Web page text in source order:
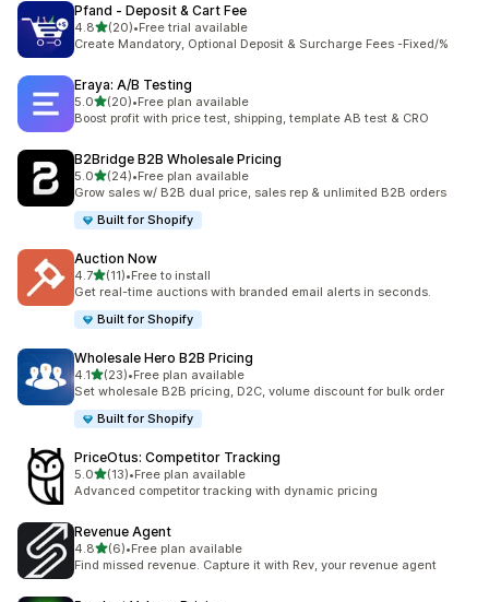
Pfand ‑ Deposit & Cart Fee
4.8별 5개 중
(20)
총 리뷰 20개
•Free trial available
Create Mandatory, Optional Deposit & Surcharge Fees -Fixed/%
Eraya: A/B Testing
5.0별 5개 중
(20)
총 리뷰 20개
•Free plan available
Boost profit with price test, shipping, template AB test & CRO
B2Bridge B2B Wholesale Pricing
5.0별 5개 중
(24)
총 리뷰 24개
•Free plan available
Grow sales w/ B2B dual price, sales rep & unlimited B2B orders
Built for Shopify
Auction Now
4.7별 5개 중
(11)
총 리뷰 11개
•Free to install
Get real-time auctions with branded email alerts in seconds.
Built for Shopify
Wholesale Hero B2B Pricing
4.1별 5개 중
(23)
총 리뷰 23개
•Free plan available
Set wholesale B2B pricing, D2C, volume discount for bulk order
Built for Shopify
PriceOtus: Competitor Tracking
5.0별 5개 중
(13)
총 리뷰 13개
•Free plan available
Advanced competitor tracking with dynamic pricing
Revenue Agent
4.8별 5개 중
(6)
총 리뷰 6개
•Free plan available
Find missed revenue. Capture it with Rev, your revenue agent